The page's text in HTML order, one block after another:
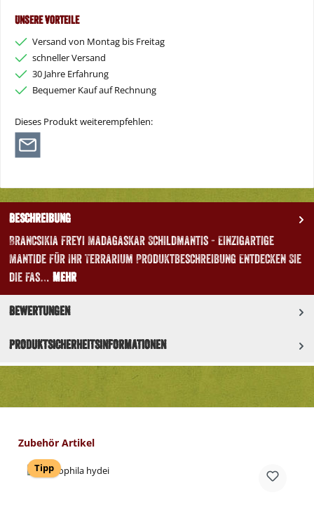
Unsere Vorteile
Versand von Montag bis Freitag
schneller Versand
30 Jahre Erfahrung
Bequemer Kauf auf Rechnung
Dieses Produkt weiterempfehlen:
Beschreibung
Brancsikia freyi Madagaskar Schildmantis - Einzigartige
Mantide für Ihr Terrarium Produktbeschreibung Entdecken Sie
die fas… Mehr
Bewertungen
Produktsicherheitsinformationen
Produktgalerie überspringen
Zubehör Artikel
Tipp